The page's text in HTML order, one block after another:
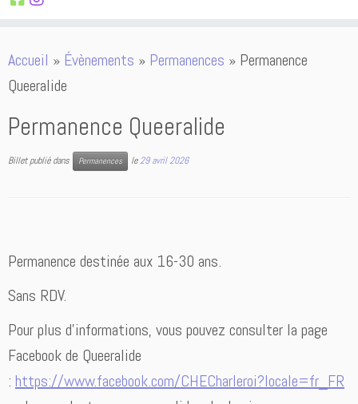
au
contenu
Accueil » Évènements » Permanences » Permanence
Queeralide
Permanence Queeralide
Billet publié dans Permanences le29 avril 2026
Permanence destinée aux 16-30 ans.
Sans RDV.
Pour plus d’informations, vous pouvez consulter la page
Facebook de Queeralide
: https://www.facebook.com/CHECharleroi?locale=fr_FR